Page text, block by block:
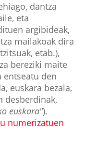
dantza
eta
argibideak,
mailakoak dira
etab.),
bereziki maite
entseatu den
euskara bezala,
desberdinak,
euskara").
numerizatuen